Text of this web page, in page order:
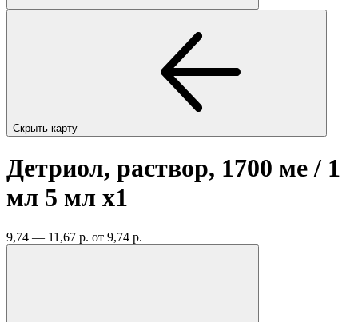
Скрыть карту
Детриол, раствор, 1700 ме / 1
мл 5 мл x1
9,74 — 11,67 р. от 9,74 р.